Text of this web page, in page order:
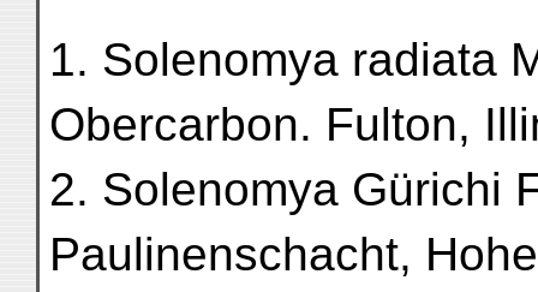
1. Solenomya radiata
Obercarbon. Fulton,
2. Solenomya Gürichi
Paulinenschacht,